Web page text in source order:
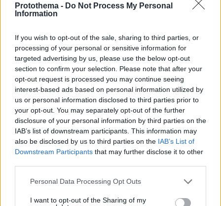
Protothema - Do Not Process My Personal
Information
If you wish to opt-out of the sale, sharing to third parties, or
processing of your personal or sensitive information for
targeted advertising by us, please use the below opt-out
section to confirm your selection. Please note that after your
opt-out request is processed you may continue seeing
interest-based ads based on personal information utilized by
us or personal information disclosed to third parties prior to
your opt-out. You may separately opt-out of the further
disclosure of your personal information by third parties on the
IAB’s list of downstream participants. This information may
also be disclosed by us to third parties on the IAB’s List of
Downstream Participants that may further disclose it to other
Please note that this website/app uses one or more Google
not limited to your visit or usage behaviour. You may click to
Personal Data Processing Opt Outs
I want to opt-out of the Sharing of my
05.05.2022, 14:44
Να κλεινουν οι ΜΕΘ και οι κλινικες που εμφανιζονται
αυτα τα μικροβια μεχρι να καθαριστουν-
αποστειρωθουν οπως σε ολο τον κοσμο μαλλον στο
Ελλαδισταν δεν παιζει σαν ενδεχομενο γιατι που θα
τα παμε μετα τα πελατακια μας . Ετσι δεν ειναι ρε
Συψα ? Αυτα δε διδασκεις στους φοιτητες ? Εσυ
καθηγητης πραμμα γιτι δε το κανεις ?
ΑΠΑΝΤΗΣΗ
ΠΑΓΚΟΣΜΙΟΣ ΑΕΚΤΖΗΣ
05.05.2022, 14:41
ρε αντε να χαθείτε απο εδώ